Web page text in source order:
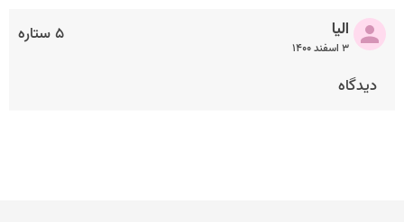
۵ ستاره الیا
۳ اسفند ۱۴۰۰
دیدگاه